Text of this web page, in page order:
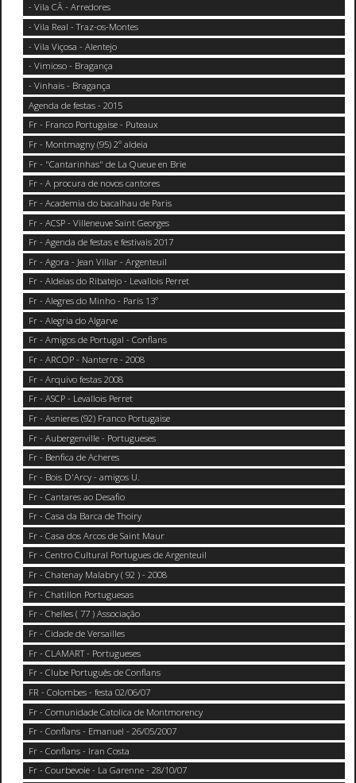
- Vila CÃ - Arredores
- Vila Real - Traz-os-Montes
- Vila Viçosa - Alentejo
- Vimioso - Bragança
- Vinhais - Bragança
Agenda de festas - 2015
Fr - Franco Portugaise - Puteaux
Fr - Montmagny (95) 2° aldeia
Fr - "Cantarinhas" de La Queue en Brie
Fr - A procura de novos cantores
Fr - Academia do bacalhau de Paris
Fr - ACSP - Villeneuve Saint Georges
Fr - Agenda de festas e festivais 2017
Fr - Agora - Jean Villar - Argenteuil
Fr - Aldeias do Ribatejo - Levallois Perret
Fr - Alegres do Minho - Paris 13°
Fr - Alegria do Algarve
Fr - Amigos de Portugal - Conflans
Fr - ARCOP - Nanterre - 2008
Fr - Arquivo festas 2008
Fr - ASCP - Levallois Perret
Fr - Asnieres (92) Franco Portugaise
Fr - Aubergenville - Portugueses
Fr - Benfica de Acheres
Fr - Bois D'Arcy - amigos U.
Fr - Cantares ao Desafio
Fr - Casa da Barca de Thoiry
Fr - Casa dos Arcos de Saint Maur
Fr - Centro Cultural Portugues de Argenteuil
Fr - Chatenay Malabry ( 92 ) - 2008
Fr - Chatillon Portuguesas
Fr - Chelles ( 77 ) Associação
Fr - Cidade de Versailles
Fr - CLAMART - Portugueses
Fr - Clube Português de Conflans
FR - Colombes - festa 02/06/07
Fr - Comunidade Catolica de Montmorency
Fr - Conflans - Emanuel - 26/05/2007
Fr - Conflans - Iran Costa
Fr - Courbevoie - La Garenne - 28/10/07